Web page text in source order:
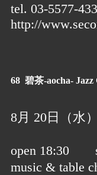
tel. 03-5577-
http://
68 碧茶-aocha-
8月 20日（
open 18:30
music & table